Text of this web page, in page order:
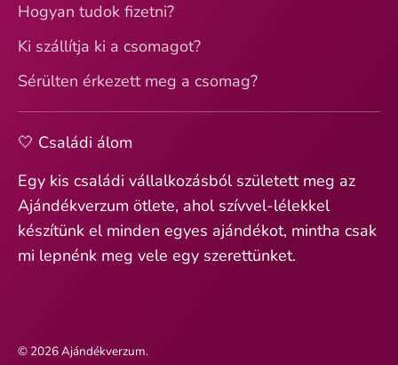
Hogyan tudok fizetni?
Ki szállítja ki a csomagot?
Sérülten érkezett meg a csomag?
🤍 Családi álom
Egy kis családi vállalkozásból született meg az
Ajándékverzum ötlete, ahol szívvel-lélekkel
készítünk el minden egyes ajándékot, mintha csak
mi lepnénk meg vele egy szerettünket.
© 2026Ajándékverzum.